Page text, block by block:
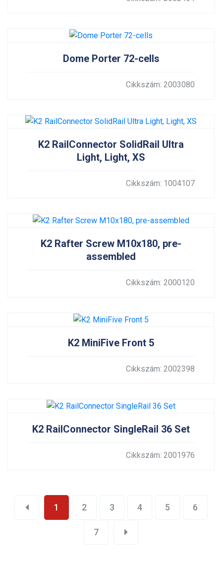
Dome Porter 72-cells
Cikkszám: 2003080
K2 RailConnector SolidRail Ultra
Light, Light, XS
Cikkszám: 1004107
K2 Rafter Screw M10x180, pre-
assembled
Cikkszám: 2000120
K2 MiniFive Front 5
Cikkszám: 2002398
K2 RailConnector SingleRail 36 Set
Cikkszám: 2001976
1 2 3 4 5 6
7